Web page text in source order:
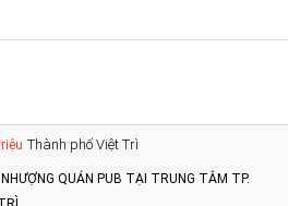
Thành phố Việt Trì
NHƯỢNG QUÁN PUB TẠI TRUNG TÂM TP.